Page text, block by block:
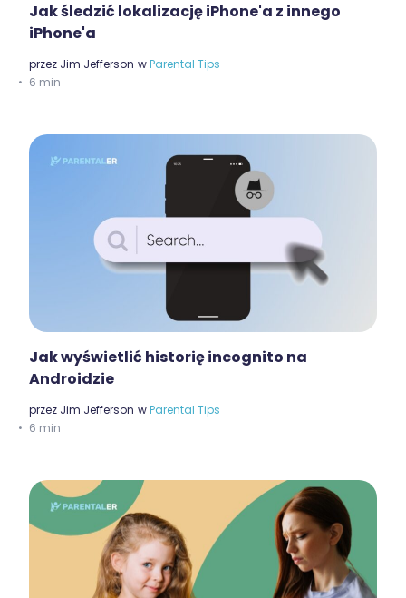
Jak śledzić lokalizację iPhone'a z innego
iPhone'a
przez Jim Jefferson wParental Tips
6 min
Jak wyświetlić historię incognito na
Androidzie
przez Jim Jefferson wParental Tips
6 min